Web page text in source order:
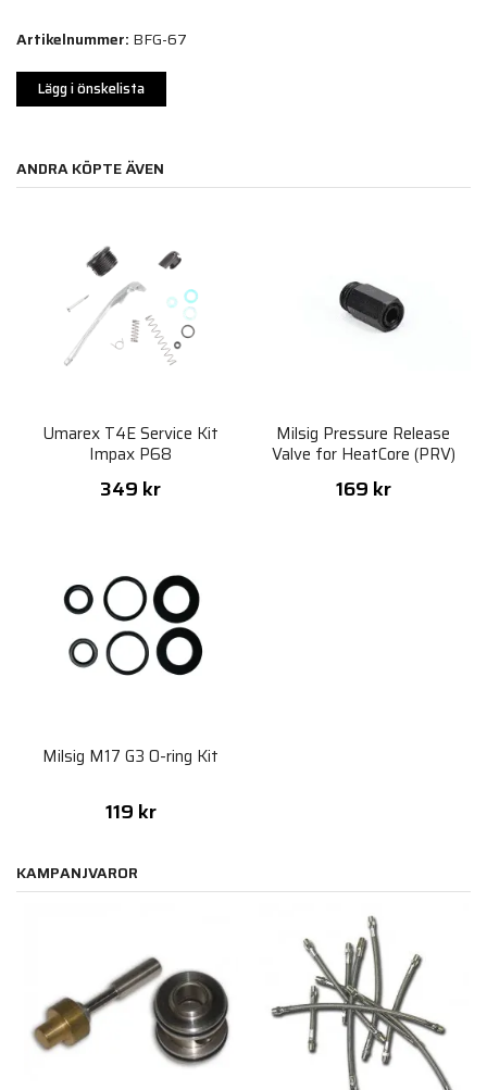
Artikelnummer: BFG-67
Lägg i önskelista
ANDRA KÖPTE ÄVEN
Umarex T4E Service Kit
Impax P68
349 kr
Milsig Pressure Release
Valve for HeatCore (PRV)
169 kr
Milsig M17 G3 O-ring Kit
119 kr
KAMPANJVAROR